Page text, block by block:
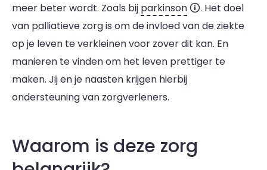
meer beter wordt. Zoals bij parkinson
. Het doel
van palliatieve zorg is om de invloed van de ziekte
op je leven te verkleinen voor zover dit kan. En
manieren te vinden om het leven prettiger te
maken. Jij en je naasten krijgen hierbij
ondersteuning van zorgverleners.
Waarom is deze zorg